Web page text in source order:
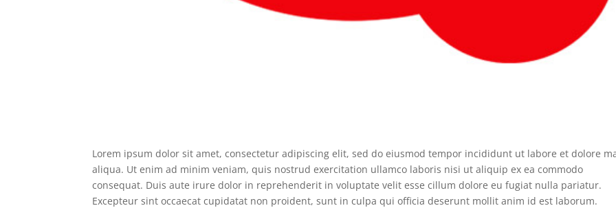
Lorem ipsum dolor sit amet, consectetur adipiscing elit, sed do eiusmod tempor incididunt ut labore et dolore
aliqua. Ut enim ad minim veniam, quis nostrud exercitation ullamco laboris nisi ut aliquip ex ea commodo
consequat. Duis aute irure dolor in reprehenderit in voluptate velit esse cillum dolore eu fugiat nulla pariatur.
Excepteur sint occaecat cupidatat non proident, sunt in culpa qui officia deserunt mollit anim id est laborum.